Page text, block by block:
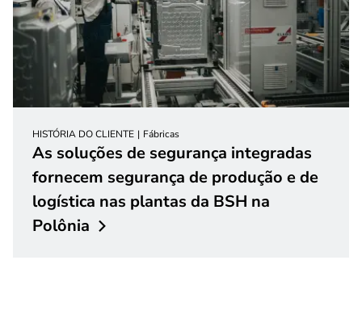
HISTÓRIA DO CLIENTE Fábricas
As soluções de segurança integradas
fornecem segurança de produção e de
logística nas plantas da BSH na
Polônia